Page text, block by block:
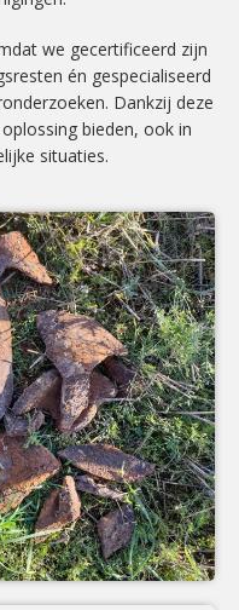
we gecertificeerd zijn
én gespecialiseerd
Dankzij deze
bieden, ook in
situaties.